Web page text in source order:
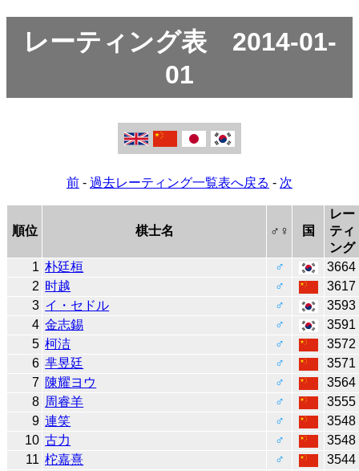
レーティング表 2014-01-
01
前 - 過去レーティング一覧表へ戻る - 次
順位 棋士名 ♂♀ 国
レー
ティ
ング
1 朴廷桓 ♂
3664
2 时越 ♂
3617
3 イ・セドル ♂
3593
4 金志錫 ♂
3591
5 柯洁 ♂
3572
6 芈昱廷 ♂
3571
7 陳耀ヨウ ♂
3564
8 周睿羊 ♂
3555
9 連笑 ♂
3548
10 古力 ♂
3548
11 柁嘉熹 ♂
3544